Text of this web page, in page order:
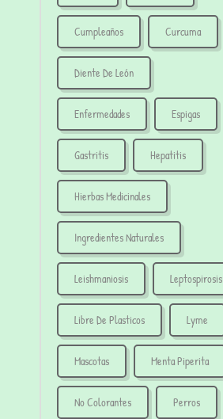
Cumpleaños Curcuma
Diente De León
Enfermedades Espigas
Gastritis Hepatitis
Hierbas Medicinales
Ingredientes Naturales
Leishmaniosis Leptospirosis
Libre De Plasticos Lyme
Mascotas Menta Piperita
No Colorantes Perros